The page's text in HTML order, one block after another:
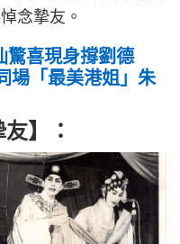
念摯友。
驚喜現身撐劉德
場「最美港姐」朱
】：